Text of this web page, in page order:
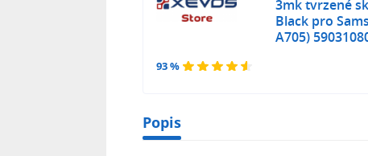
93 %
3mk tvrzené
Black pro
A705)
Popis